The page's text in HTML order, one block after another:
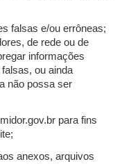
falsas e/ou errôneas;
de rede ou de
informações
ou ainda
não possa ser
para fins
anexos, arquivos